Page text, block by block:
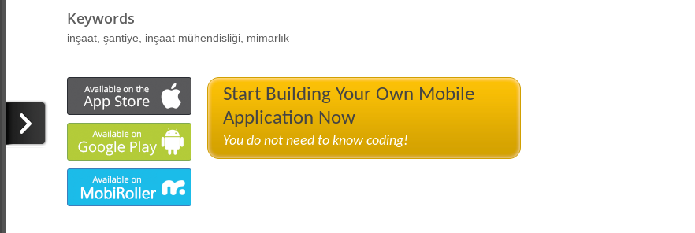
Keywords
inşaat, şantiye, inşaat mühendisliği, mimarlık
Start Building Your Own Mobile
Application Now
You do not need to know coding!